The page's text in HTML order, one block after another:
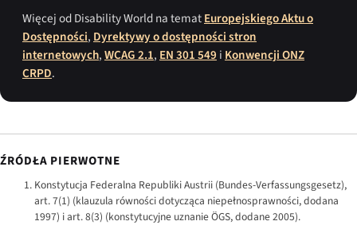
Więcej od Disability World na tematEuropejskiego Aktu o
Dostępności, Dyrektywy o dostępności stron
internetowych,WCAG 2.1, EN 301 549 i Konwencji ONZ
CRPD.
ŹRÓDŁA PIERWOTNE
Konstytucja Federalna Republiki Austrii (Bundes-Verfassungsgesetz),
art. 7(1) (klauzula równości dotycząca niepełnosprawności, dodana
1997) i art. 8(3) (konstytucyjne uznanie ÖGS, dodane 2005).